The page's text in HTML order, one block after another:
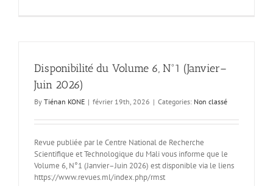
Disponibilité du Volume 6, N°1 (Janvier–
Juin 2026)
By Tiénan KONE | février 19th, 2026 | Categories: Non classé
Revue publiée par le Centre National de Recherche
Scientifique et Technologique du Mali vous informe que le
Volume 6, N°1 (Janvier–Juin 2026) est disponible via le liens
https://www.revues.ml/index.php/rmst